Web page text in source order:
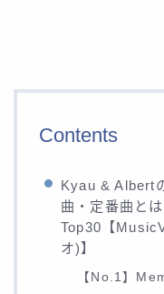
Contents
Kyau & Albert
曲・定番曲と
Top30【
オ)】
【No.1】